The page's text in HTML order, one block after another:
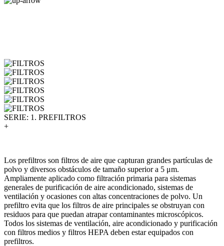
SERIE: 1. PREFILTROS
+
Los prefiltros son filtros de aire que capturan grandes partículas de
polvo y diversos obstáculos de tamaño superior a 5 μm.
Ampliamente aplicado como filtración primaria para sistemas
generales de purificación de aire acondicionado, sistemas de
ventilación y ocasiones con altas concentraciones de polvo. Un
prefiltro evita que los filtros de aire principales se obstruyan con
residuos para que puedan atrapar contaminantes microscópicos.
Todos los sistemas de ventilación, aire acondicionado y purificación
con filtros medios y filtros HEPA deben estar equipados con
prefiltros.